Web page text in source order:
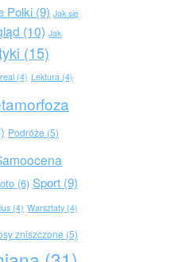
Polki (9) Jak się
(10) Jak
(15)
(4) Lektura (4)
Podróże (5)
(6) Sport (9)
(4) Warsztaty (4)
zniszczone (5)